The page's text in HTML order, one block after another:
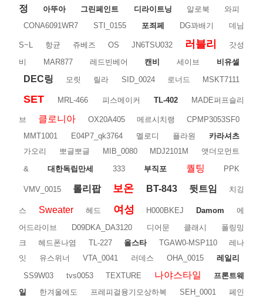
정
아뚜아 그린페인트 디라이트닝 알로북
와피
CONA6091WR7
STI_0155 포죄페 DG꽈배기 데님
S~L 항균 쥬베즈 OS JN6TSU032 러블리
갓성
비
MAR877 레드빈베어 캔비 세이브 비유셀
DEC링 모릿 릴라 SID_0024 로너드 MSKT7111
SET MRL-466 피스메이커 TL-402 MADE퍼프슬리
브 클로니아 OX20A405 메르시치랭
CPMP3053SF0
MMT1001
E04P7_qk3764 멜로디 플라원
카라셔츠
가오리
뽀글뽀글 MIB_0080 MDJ2101M
앳더모먼트
&
대한독립만세 333 부직포 퀄팅 PPK
VMV_0015 롤리팝 보온 BT-843 뒷트임 치깅
스 Sweater 헤드 여성 H000BKEJ Damom
에
어드라이브
D09DKA_DA3120 디어문 클래시
폴링밍
크
헤드폰나염 TL-227 올스타 TGAW0-MSP110
레나
잇
유스위너 VTA_0041 러데스 OHA_0015
레일리
SS9W03
tvs0053 TEXTURE 나야스타일
프론트웨
일
한겨울에도 프레피걸융기모상하복 SEH_0001
페인